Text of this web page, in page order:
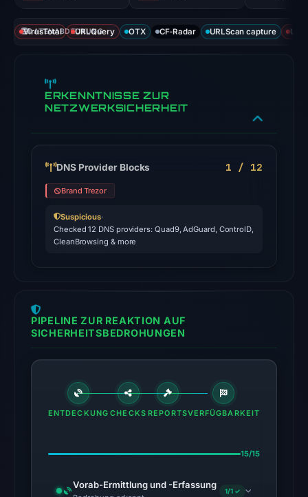
Threat
signals:
94
engines
the
Apr
12,
External
2
matches
(MetaMask,
SEAL)
from
DATENABDECKUNG
VirusTotal URLQuery OTX CF-Radar URLScan capture
ERKENNTNISSE ZUR
NETZWERKSICHERHEIT
DNS Provider Blocks 1 / 12
Brand Trezor
Suspicious·
Checked 12 DNS providers: Quad9, AdGuard, ControlD,
CleanBrowsing & more
PIPELINE ZUR REAKTION AUF
SICHERHEITSBEDROHUNGEN
ENTDECKUNG CHECKS REPORTSVERFÜGBARKEIT
15/15
Vorab-Ermittlung und -Erfassung
1/1 ✓